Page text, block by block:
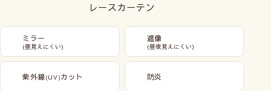
レースカーテン
ミラー
(昼見えにくい)
遮像
(昼夜見えにくい)
紫外線(UV)カット 防炎